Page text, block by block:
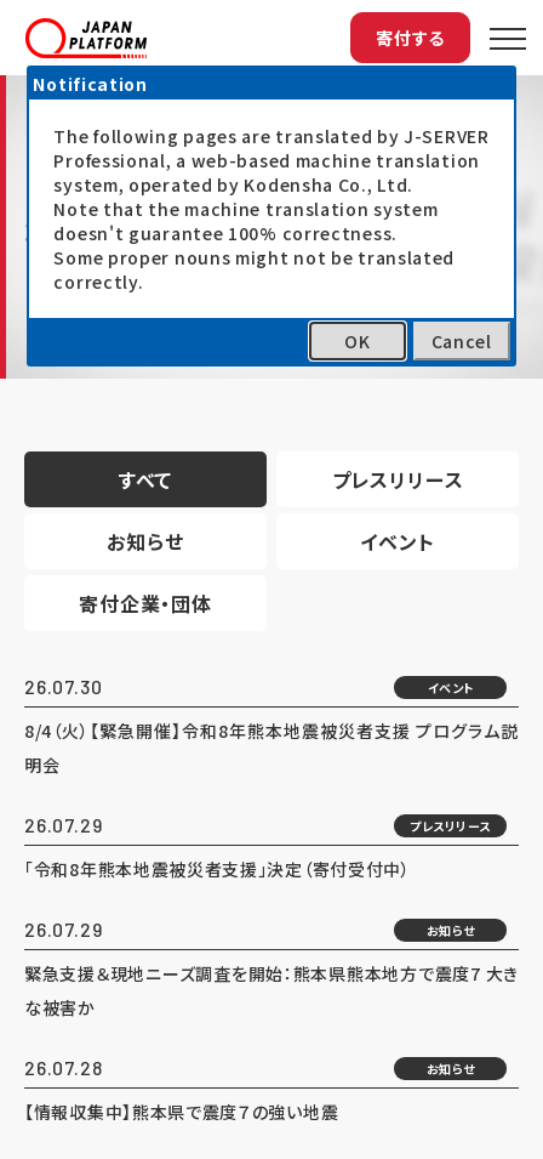
寄付する
最新情報
すべて プレスリリース
お知らせ イベント
寄付企業・団体
26.07.30 イベント
8/4（火）【緊急開催】令和8年熊本地震被災者支援 プログラム説
明会
26.07.29 プレスリリース
「令和8年熊本地震被災者支援」決定（寄付受付中）
26.07.29 お知らせ
緊急支援＆現地ニーズ調査を開始：熊本県熊本地方で震度7 大き
な被害か
26.07.28 お知らせ
【情報収集中】熊本県で震度７の強い地震
Notification
The following pages are translated by J-SERVER
Professional, a web-based machine translation
system, operated by Kodensha Co., Ltd.
Note that the machine translation system
doesn't guarantee 100% correctness.
Some proper nouns might not be translated
correctly.
OK Cancel